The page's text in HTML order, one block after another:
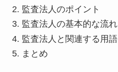
監査法人のポイント
監査法人の基本的な流れ
監査法人と関連する用語
まとめ